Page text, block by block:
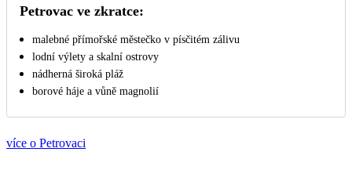
Petrovac ve zkratce:
malebné přímořské městečko v písčitém zálivu
lodní výlety a skalní ostrovy
nádherná široká pláž
borové háje a vůně magnolií
více o Petrovaci